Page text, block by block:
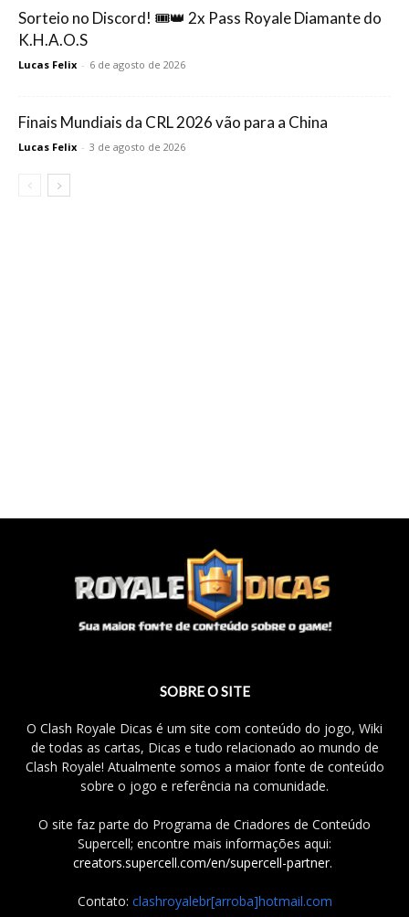
Sorteio no Discord! 🎟️👑 2x Pass Royale Diamante do
K.H.A.O.S
Lucas Felix - 6 de agosto de 2026
Finais Mundiais da CRL 2026 vão para a China
Lucas Felix - 3 de agosto de 2026
SOBRE O SITE
O Clash Royale Dicas é um site com conteúdo do jogo, Wiki
de todas as cartas, Dicas e tudo relacionado ao mundo de
Clash Royale! Atualmente somos a maior fonte de conteúdo
sobre o jogo e referência na comunidade.
O site faz parte do Programa de Criadores de Conteúdo
Supercell; encontre mais informações aqui:
creators.supercell.com/en/supercell-partner.
Contato: clashroyalebr[arroba]hotmail.com